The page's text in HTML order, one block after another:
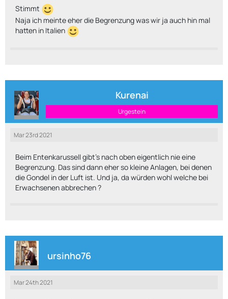
Stimmt
Naja ich meinte eher die Begrenzung was wir ja auch hin mal
hatten in Italien
Kurenai
Urgestein
Mar 23rd 2021
Beim Entenkarussell gibt's nach oben eigentlich nie eine
Begrenzung. Das sind dann eher so kleine Anlagen, bei denen
die Gondel in der Luft ist. Und ja, da würden wohl welche bei
Erwachsenen abbrechen ?
ursinho76
Mar 24th 2021